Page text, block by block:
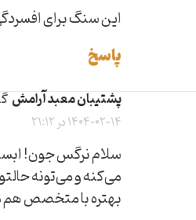
این سنگ برای
پاسخ
پشتیبان معبد آرامش
1404-02-14 در 21:12
سلام نرگس جون!
می‌کنه و می‌تونه
بهتره با متخصص